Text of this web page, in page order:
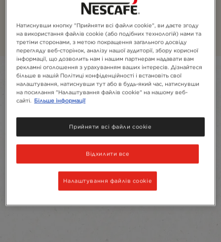
Відкрий для себе різноманіття смаків кави
NESCAFÉ® 3в1 - від насиченого кавового до ніжного
м'якого.
Filter
4 Продукти Sort: Рекомендовані
Натиснувши кнопку "Прийняти всі файли cookie", ви даєте згоду
на використання файлів cookie (або подібних технологій) нами та
третіми сторонами, з метою покращення загального досвіду
перегляду веб-сторінок, аналізу нашої аудиторії, збору корисної
інформації, що дозволить нам і нашим партнерам надавати вам
рекламні оголошення з урахуванням ваших інтересів. Дізнайтеся
більше в нашій Політиці конфіденційності і встановіть свої
налаштування, натиснувши тут або в будь-який час, натиснувши
на посилання "Налаштування файлів cookie" на нашому веб-
сайті. Більше інформації
Відхилити все
Прийняти всі файли cookie
Налаштування файлів cookie